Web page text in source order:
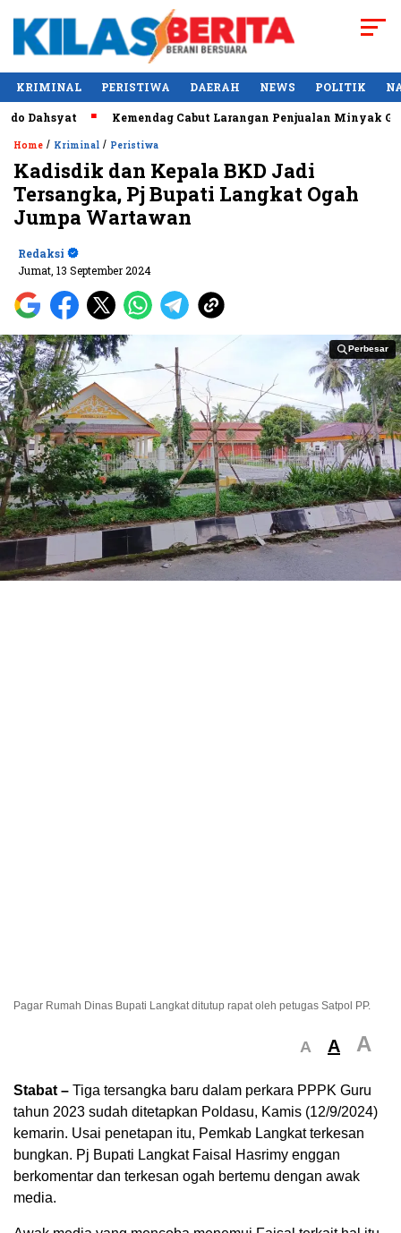
KRIMINAL PERISTIWA DAERAH NEWS POLITIK
Kemendag Cabut Larangan Penjualan Minyak
Home / Kriminal / Peristiwa
Kadisdik dan Kepala BKD Jadi
Tersangka, Pj Bupati Langkat Ogah
Jumpa Wartawan
Redaksi
Jumat, 13 September 2024
Perbesar
Perbesar
Pagar Rumah Dinas Bupati Langkat ditutup rapat oleh petugas Satpol PP.
A A A
Stabat – Tiga tersangka baru dalam perkara PPPK Guru
tahun 2023 sudah ditetapkan Poldasu, Kamis (12/9/2024)
kemarin. Usai penetapan itu, Pemkab Langkat terkesan
bungkan. Pj Bupati Langkat Faisal Hasrimy enggan
berkomentar dan terkesan ogah bertemu dengan awak
media.